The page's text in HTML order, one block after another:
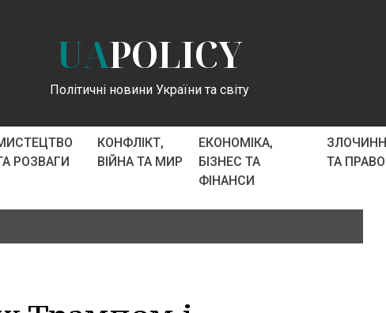
UAPOLICY
Політичні новини України та світу
РОЗВАГИ
КОНФЛІКТ,
ВІЙНА ТА МИР
ЕКОНОМІКА,
БІЗНЕС ТА
ФІНАНСИ
ТА